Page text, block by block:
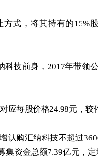
式，将其持有的15%
科技前身，2017年带领
应每股价格24.98元，较
认购汇纳科技不超过
集资金总额7.39亿元，